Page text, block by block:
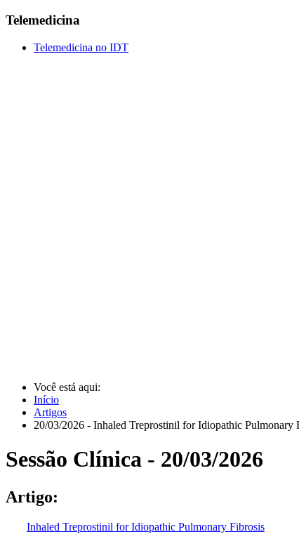
Telemedicina
Telemedicina no IDT
Você está aqui:
Início
Artigos
20/03/2026 - Inhaled Treprostinil for Idiopathic Pulmonary
Sessão Clínica - 20/03/2026
Artigo:
Inhaled Treprostinil for Idiopathic Pulmonary Fibrosis